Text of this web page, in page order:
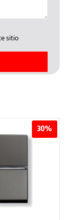
sitio
30%